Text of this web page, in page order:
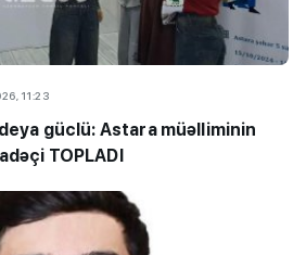
11:23
güclü: Astara müəlliminin
TOPLADI